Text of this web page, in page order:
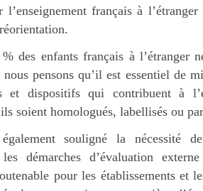
l’enseignement français à
des enfants français à l’étranger
pensons qu’il est essentiel de
et dispositifs qui contribuent à
soient homologués, labellisés ou
souligné la nécessité
les démarches d’évaluation
pour les établissements et